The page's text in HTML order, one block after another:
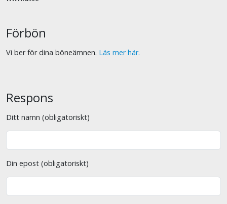
Förbön
Vi ber för dina böneämnen. Läs mer här.
Respons
Ditt namn (obligatoriskt)
Din epost (obligatoriskt)